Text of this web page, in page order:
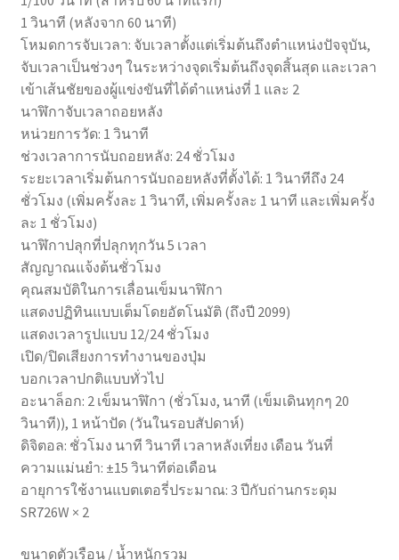
1 วินาที (หลังจาก 60 นาที)
โหมดการจับเวลา: จับเวลาตั้งแต่เริ่มต้นถึงตำแหน่งปัจจุบัน,
จับเวลาเป็นช่วงๆ ในระหว่างจุดเริ่มต้นถึงจุดสิ้นสุด และเวลา
เข้าเส้นชัยของผู้แข่งขันที่ได้ตำแหน่งที่ 1 และ 2
นาฬิกาจับเวลาถอยหลัง
หน่วยการวัด: 1 วินาที
ช่วงเวลาการนับถอยหลัง: 24 ชั่วโมง
ระยะเวลาเริ่มต้นการนับถอยหลังที่ตั้งได้: 1 วินาทีถึง 24
ชั่วโมง (เพิ่มครั้งละ 1 วินาที, เพิ่มครั้งละ 1 นาที และเพิ่มครั้ง
ละ 1 ชั่วโมง)
นาฬิกาปลุกที่ปลุกทุกวัน 5 เวลา
สัญญาณแจ้งต้นชั่วโมง
คุณสมบัติในการเลื่อนเข็มนาฬิกา
แสดงปฏิทินแบบเต็มโดยอัตโนมัติ (ถึงปี 2099)
แสดงเวลารูปแบบ 12/24 ชั่วโมง
เปิด/ปิดเสียงการทำงานของปุ่ม
บอกเวลาปกติแบบทั่วไป
อะนาล็อก: 2 เข็มนาฬิกา (ชั่วโมง, นาที (เข็มเดินทุกๆ 20
วินาที)), 1 หน้าปัด (วันในรอบสัปดาห์)
ดิจิตอล: ชั่วโมง นาที วินาที เวลาหลังเที่ยง เดือน วันที่
ความแม่นยำ: ±15 วินาทีต่อเดือน
อายุการใช้งานแบตเตอรี่ประมาณ: 3 ปีกับถ่านกระดุม
SR726W × 2
ขนาดตัวเรือน / น้ำหนักรวม